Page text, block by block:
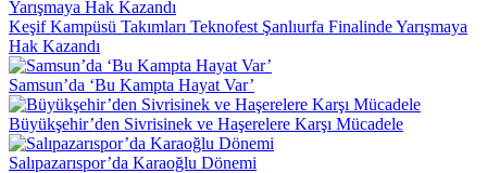
Keşif Kampüsü Takımları Teknofest Şanlıurfa Finalinde Yarışmaya
Hak Kazandı
Samsun’da ‘Bu Kampta Hayat Var’
Büyükşehir’den Sivrisinek ve Haşerelere Karşı Mücadele
Salıpazarıspor’da Karaoğlu Dönemi